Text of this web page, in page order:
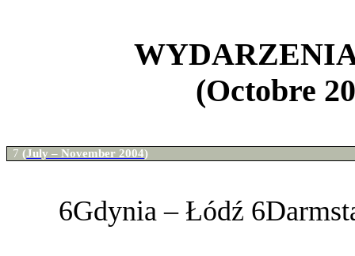
(Octobre
7 (July – November 2004)
6Gdynia – Łódź 6